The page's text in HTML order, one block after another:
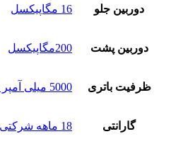
دوربین جلو 16 مگاپیکسل
دوربین پشت 200مگاپیکسل
ظرفیت باتری 5000 میلی آمپر ساعت
گارانتی 18 ماهه شرکتی